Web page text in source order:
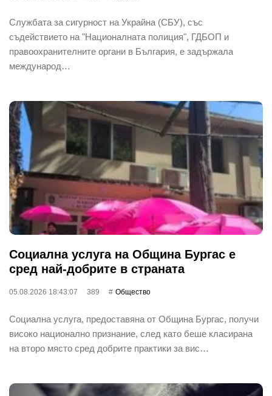
Службата за сигурност на Украйна (СБУ), със
съдействието на "Националната полиция", ГДБОП и
правоохранителните органи в България, е задържала
международ…
Социална услуга на Община Бургас е
сред най-добрите в страната
05.08.2026 18:43:07 389 Общество
Социална услуга, предоставяна от Община Бургас, получи
високо национално признание, след като беше класирана
на второ място сред добрите практики за вис…